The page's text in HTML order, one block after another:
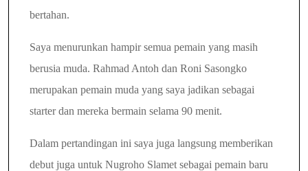
bertahan.
Saya menurunkan hampir semua pemain yang masih
berusia muda. Rahmad Antoh dan Roni Sasongko
merupakan pemain muda yang saya jadikan sebagai
starter dan mereka bermain selama 90 menit.
Dalam pertandingan ini saya juga langsung memberikan
debut juga untuk Nugroho Slamet sebagai pemain baru